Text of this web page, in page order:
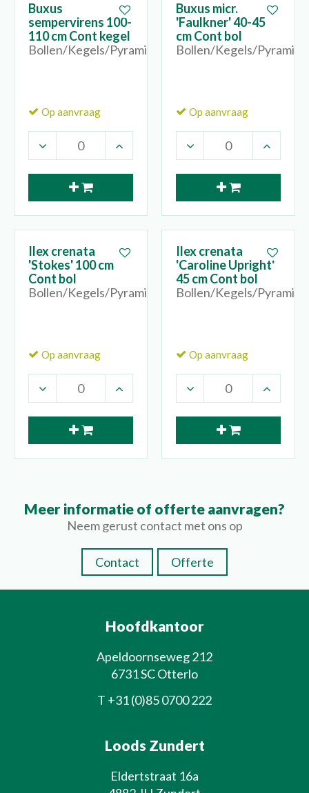
Buxus
sempervirens 100-
110 cm Cont kegel
Bollen/Kegels/Pyramides
Op aanvraag
Buxus micr.
'Faulkner' 40-45
cm Cont bol
Bollen/Kegels/
Op aanvraag
Ilex crenata
'Stokes' 100 cm
Cont bol
Bollen/Kegels/Pyramides
Op aanvraag
Ilex crenata
'Caroline Upright'
45 cm Cont bol
Bollen/Kegels/
Op aanvraag
Meer informatie of offerte aanvragen?
Neem gerust contact met ons op
Contact Offerte
Hoofdkantoor
Apeldoornseweg 212
6731 SC Otterlo
T +31 (0)85 0700 222
Loods Zundert
Eldertstraat 16a